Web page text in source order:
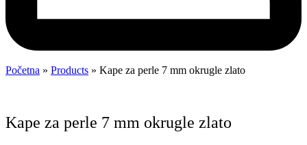
Početna » Products » Kape za perle 7 mm okrugle zlato
Kape za perle 7 mm okrugle zlato